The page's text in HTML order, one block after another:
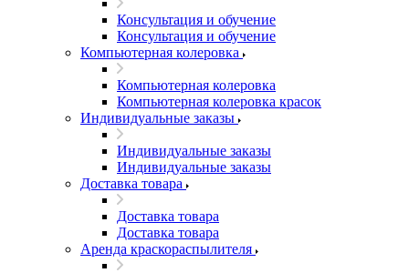
Консультация и обучение
Консультация и обучение
Компьютерная колеровка
Компьютерная колеровка
Компьютерная колеровка красок
Индивидуальные заказы
Индивидуальные заказы
Индивидуальные заказы
Доставка товара
Доставка товара
Доставка товара
Аренда краскораспылителя